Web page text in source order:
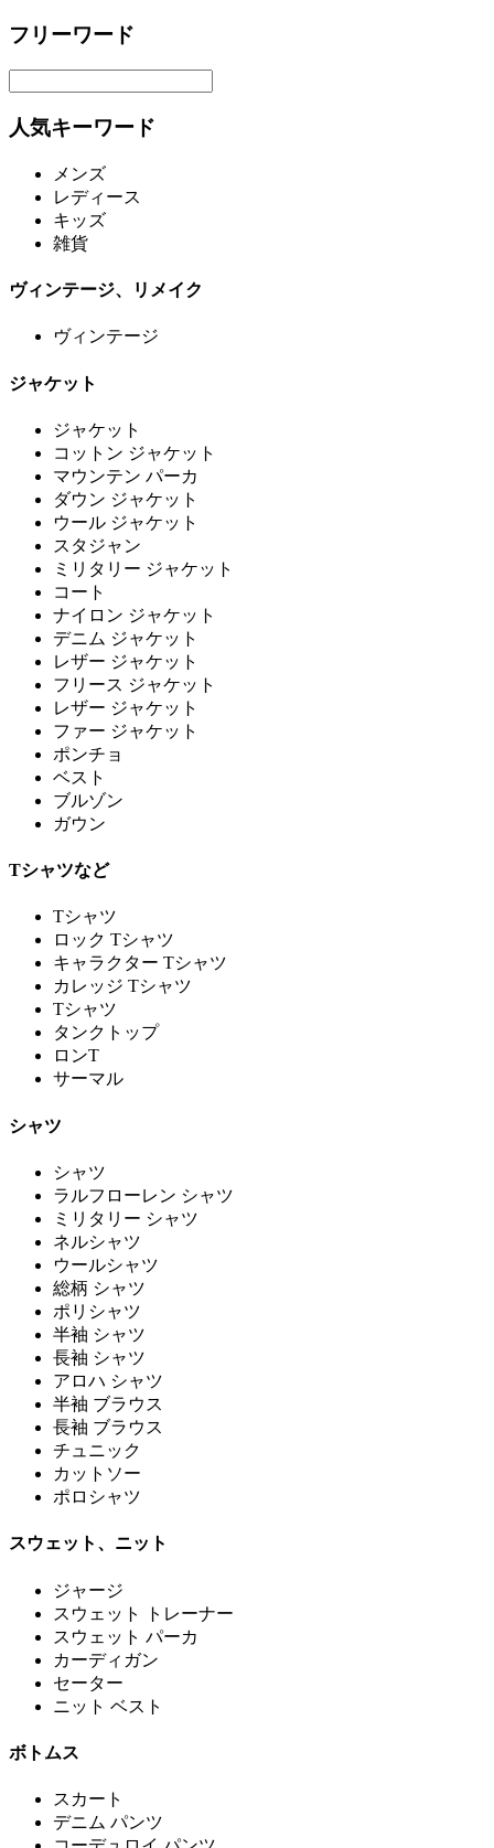
フリーワード
人気キーワード
メンズ
レディース
キッズ
雑貨
ヴィンテージ、リメイク
ヴィンテージ
ジャケット
ジャケット
コットン ジャケット
マウンテン パーカ
ダウン ジャケット
ウール ジャケット
スタジャン
ミリタリー ジャケット
コート
ナイロン ジャケット
デニム ジャケット
レザー ジャケット
フリース ジャケット
レザー ジャケット
ファー ジャケット
ポンチョ
ベスト
ブルゾン
ガウン
Tシャツなど
Tシャツ
ロック Tシャツ
キャラクター Tシャツ
カレッジ Tシャツ
Tシャツ
タンクトップ
ロンT
サーマル
シャツ
シャツ
ラルフローレン シャツ
ミリタリー シャツ
ネルシャツ
ウールシャツ
総柄 シャツ
ポリシャツ
半袖 シャツ
長袖 シャツ
アロハ シャツ
半袖 ブラウス
長袖 ブラウス
チュニック
カットソー
ポロシャツ
スウェット、ニット
ジャージ
スウェット トレーナー
スウェット パーカ
カーディガン
セーター
ニット ベスト
ボトムス
スカート
デニム パンツ